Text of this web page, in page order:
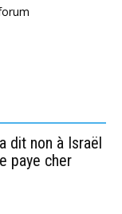
dit non à Israël
paye cher